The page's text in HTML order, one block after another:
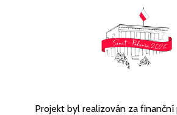
Projekt byl realizován za finanční